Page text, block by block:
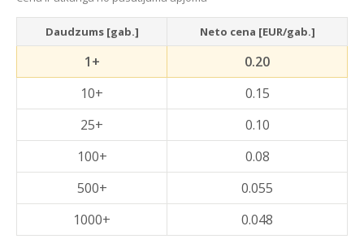
Daudzums [gab.] Neto cena [EUR/gab.]
1+
0.20
10+
0.15
25+
0.10
100+
0.08
500+
0.055
1000+
0.048